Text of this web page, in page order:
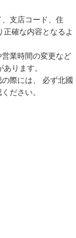
支店コード、住
正確な内容となるよ
業時間の変更など
ります。
際には、 必ず北國
ださい。